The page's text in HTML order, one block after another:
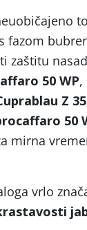
fazom
zaštitu
50 WP,
Z
50
mirna
vrlo